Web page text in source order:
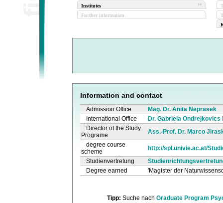
Institutes
Further information
Information and contact
Admission Office
Mag. Dr. Anita Neprasek
International Office
Dr. Gabriela Ondrejkovics
Director of the Study
Programe
Ass.-Prof. Dr. Marco
degree course
scheme
http://spl.univie.ac.at/
Studienvertretung
Degree earned
'Magister der
Tipp: Suche nach Graduate Program